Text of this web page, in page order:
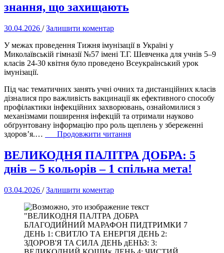
знання, що захищають
30.04.2026 /Залишити коментар
У межах проведення Тижня імунізації в Україні у
Миколаївській гімназії №57 імені Т.Г. Шевченка для учнів 5–9
класів 24-30 квітня було проведено Всеукраїнський урок
імунізації.
Під час тематичних занять учні очних та дистанційних класів
дізналися про важливість вакцинації як ефективного способу
профілактики інфекційних захворювань, ознайомилися з
механізмами поширення інфекцій та отримали науково
обґрунтовану інформацію про роль щеплень у збереженні
здоров’я.…
Продовжити читання“Всеукраїнський
імунізації:
знання,
що
ВЕЛИКОДНЯ ПАЛІТРА ДОБРА: 5
днів – 5 кольорів – 1 спільна мета!
03.04.2026 /Залишити коментар